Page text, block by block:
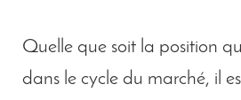
Quelle que soit la position
dans le cycle du marché, il